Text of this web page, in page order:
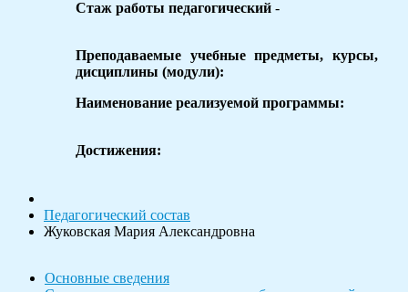
Стаж работы педагогический -
Преподаваемые учебные предметы, курсы,
дисциплины (модули):
Наименование реализуемой программы:
Достижения:
Педагогический состав
Жуковская Мария Александровна
Основные сведения